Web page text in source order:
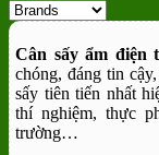
Cân sấy ẩm điện
chóng, đáng tin
sấy tiên tiến nhất
thí nghiệm, thực
trường…